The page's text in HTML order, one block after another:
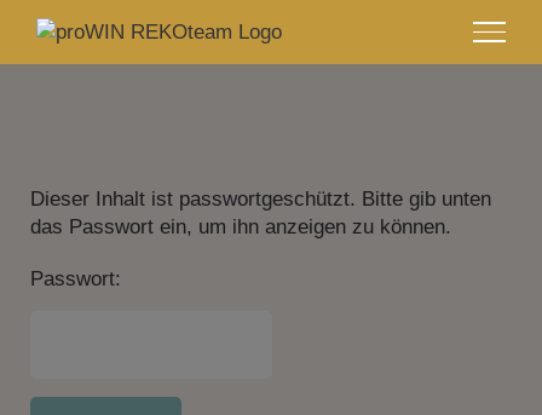
Zum
Inhalt
springen
Dieser Inhalt ist passwortgeschützt. Bitte gib unten
das Passwort ein, um ihn anzeigen zu können.
Passwort: